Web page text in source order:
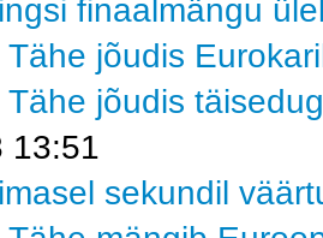
finaalmängu
jõudis
jõudis
13:51
sekundil